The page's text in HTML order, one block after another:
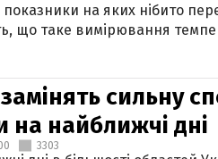
показники на яких нібито
що таке вимірювання
сильну
на найближчі дні
3303